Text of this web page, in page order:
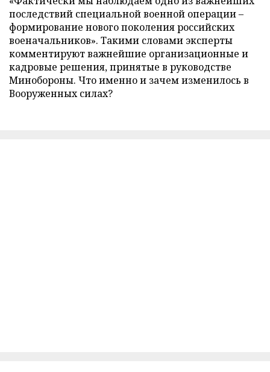
последствий специальной военной операции –
формирование нового поколения российских
военачальников». Такими словами эксперты
комментируют важнейшие организационные и
кадровые решения, принятые в руководстве
Минобороны. Что именно и зачем изменилось в
Вооруженных силах?